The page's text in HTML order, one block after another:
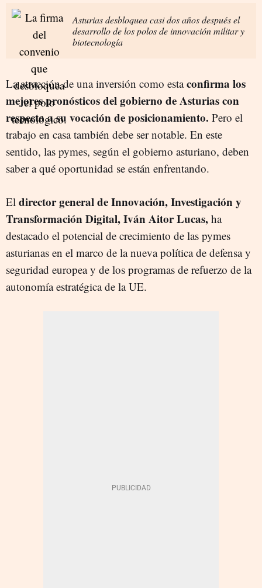
Asturias desbloquea casi dos años después el
desarrollo de los polos de innovación militar y
biotecnología
La atracción de una inversión como estaconfirma los
mejores pronósticos del gobierno de Asturias con
respecto a su vocación de posicionamiento. Pero el
trabajo en casa también debe ser notable. En este
sentido, las pymes, según el gobierno asturiano, deben
saber a qué oportunidad se están enfrentando.
El director general de Innovación, Investigación y
Transformación Digital, Iván Aitor Lucas, ha
destacado el potencial de crecimiento de las pymes
asturianas en el marco de la nueva política de defensa y
seguridad europea y de los programas de refuerzo de la
autonomía estratégica de la UE.